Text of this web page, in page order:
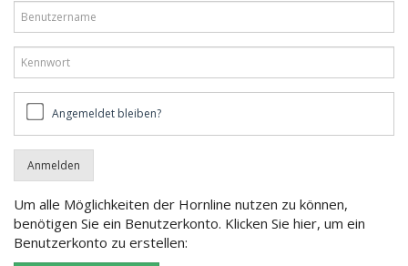
bleiben?Angemeldet bleiben?
Um alle Möglichkeiten der Hornline nutzen zu können,
benötigen Sie ein Benutzerkonto. Klicken Sie hier, um ein
Benutzerkonto zu erstellen: